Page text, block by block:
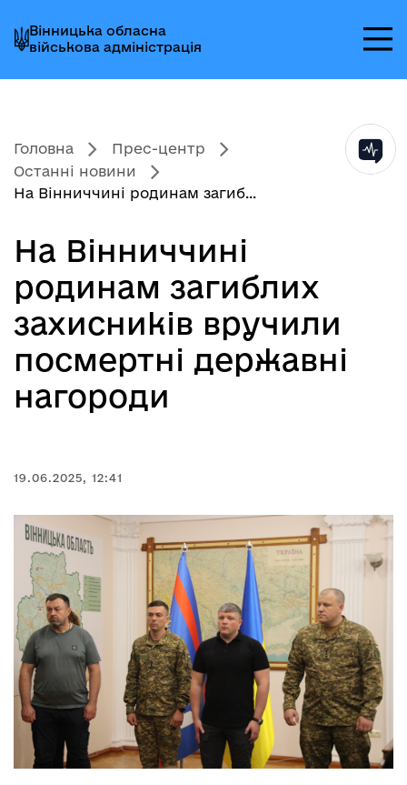
до
головного
меню
до
головного
вмісту
до
головного
колонтитула
Вінницька обласна
військова адміністрація
Головна
Прес-центр
Останні новини
На Вінниччині родинам загиб...
На Вінниччині
родинам загиблих
захисників вручили
посмертні державні
нагороди
19.06.2025, 12:41